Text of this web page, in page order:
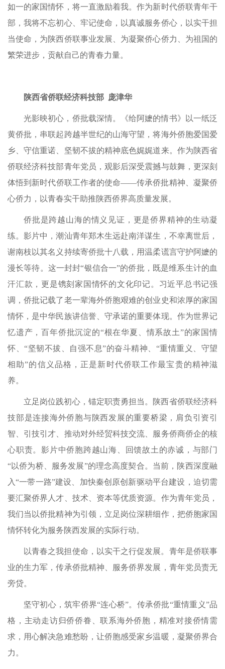
如一的家国情怀，将一直激励着我。作为新时代侨联青年干
部，我将不忘初心、牢记使命，以真诚服务侨心，以实干担
当使命，为陕西侨联事业发展、为凝聚侨心侨力、为祖国的
繁荣进步，贡献自己的青春力量。
陕西省侨联经济科技部 庞津华
光影映初心，侨批载深情。《给阿嬷的情书》以一纸泛
黄侨批，串联起跨越半世纪的山海守望，将海外侨胞爱国爱
乡、守信重诺、坚韧不拔的精神底色娓娓道来。作为陕西省
侨联经济科技部青年党员，观影后深受震撼与鼓舞，更深刻
体悟到新时代侨联工作者的使命——传承侨批精神、凝聚侨
心侨力，以青春实干助推陕西侨界高质量发展。
侨批是跨越山海的情义见证，更是侨界精神的生动凝
练。影片中，潮汕青年郑木生远赴南洋谋生，不幸离世后，
谢南枝以其名义持续寄侨批十八载，用温柔谎言守护阿嬷的
漫长等待。这一封封“银信合一”的侨批，既是维系生计的血
汗汇款，更是镌刻家国情怀的文化印记。习近平总书记强
调，侨批记载了老一辈海外侨胞艰难的创业史和浓厚的家国
情怀，是中华民族讲信誉、守承诺的重要体现。作为世界记
忆遗产，百年侨批沉淀的“根在华夏、情系故土”的家国情
怀、“坚韧不拔、自强不息”的奋斗精神、“重情重义、守望
相助”的信义品格，正是新时代侨联工作最宝贵的精神滋
养。
立足岗位践初心，锚定职责勇担当。陕西省侨联经济科
技部是连接海外侨胞与陕西发展的重要桥梁，肩负引资引
智、引技引才、推动对外经贸科技交流、服务侨商侨企的核
心职责。影片中侨胞跨越山海、回馈故土的赤诚，与部门
“以侨为桥、服务发展”的理念高度契合。当前，陕西深度融
入“一带一路”建设、加快秦创原创新驱动平台建设，迫切需
要汇聚侨界人才、技术、资本等优质资源。作为青年党员，
我们当以侨批精神为引领，立足岗位深耕细作，把侨胞家国
情怀转化为服务陕西发展的实际行动。
以青春之我担使命，以实干之行促发展。青年是侨联事
业的生力军，传承侨批精神、服务侨界发展，青年党员责无
旁贷。
坚守初心，筑牢侨界“连心桥”。传承侨批“重情重义”品
格，主动走访归侨侨眷、联系海外侨胞，精准对接侨情需
求，用心解决急难愁盼，让侨胞感受家乡温暖，凝聚侨界合
力。